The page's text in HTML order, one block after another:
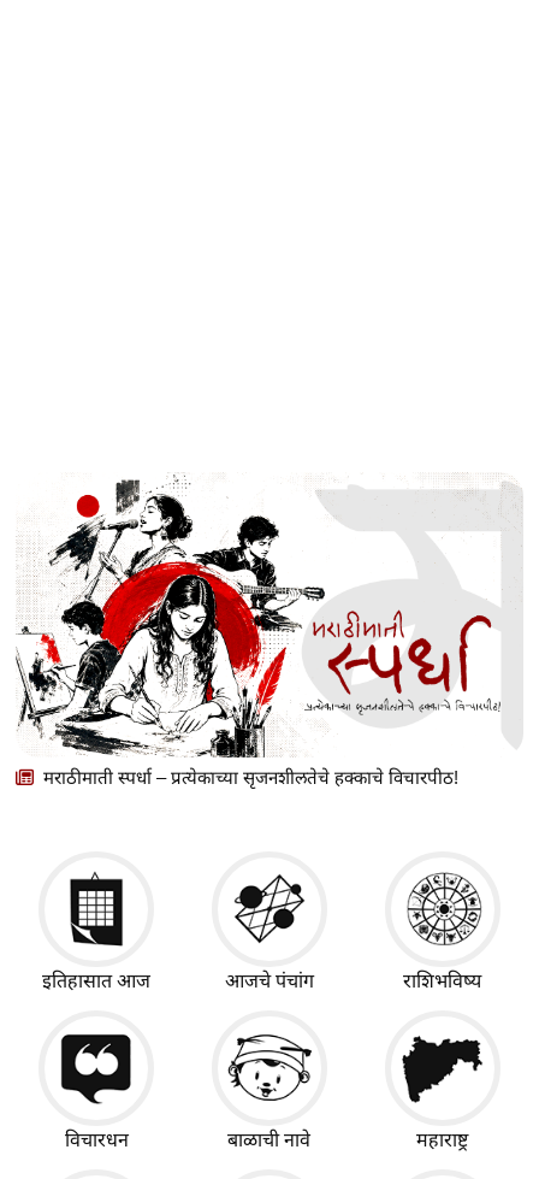
मराठीमाती स्पर्धा – प्रत्येकाच्या सृजनशीलतेचे हक्काचे विचारपीठ!
इतिहासात आज आजचे पंचांग राशिभविष्य
विचारधन बाळाची नावे महाराष्ट्र